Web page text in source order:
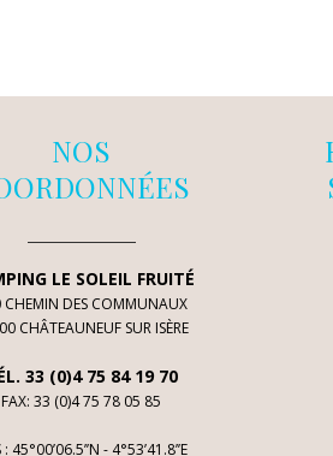
NOS
LE SOLEIL FRUITÉ
CHEMIN DES COMMUNAUX
CHÂTEAUNEUF SUR ISÈRE
33 (0)4 75 84 19 70
FAX: 33 (0)4 75 78 05 85
: 45°00’06.5’’N - 4°53’41.8’’E